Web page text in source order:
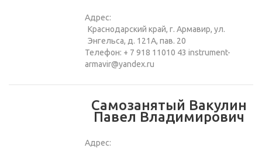
Адрес:
Краснодарский край, г. Армавир, ул.
Энгельса, д. 121А, пав. 20
Телефон: + 7 918 11010 43 instrument-
armavir@yandex.ru
Самозанятый Вакулин
Павел Владимирович
Адрес: